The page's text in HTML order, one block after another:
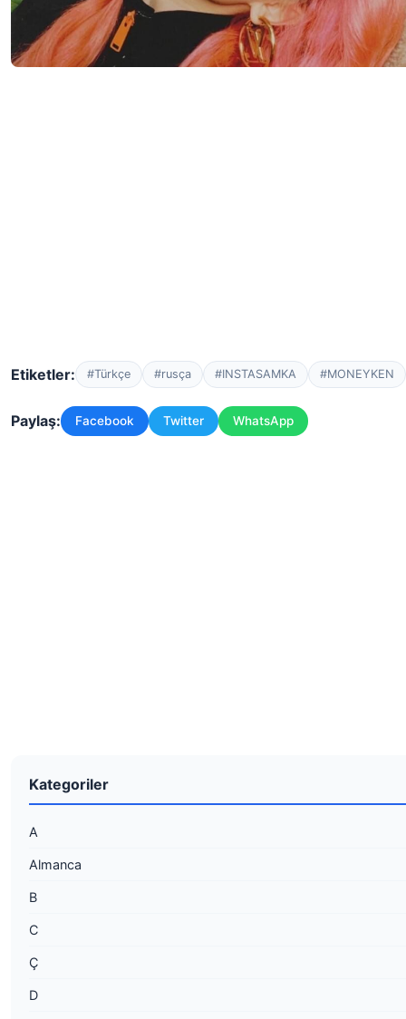
Etiketler: #Türkçe #rusça #INSTASAMKA #MONEYKEN
Paylaş: Facebook Twitter WhatsApp
Kategoriler
A
Almanca
B
C
Ç
D